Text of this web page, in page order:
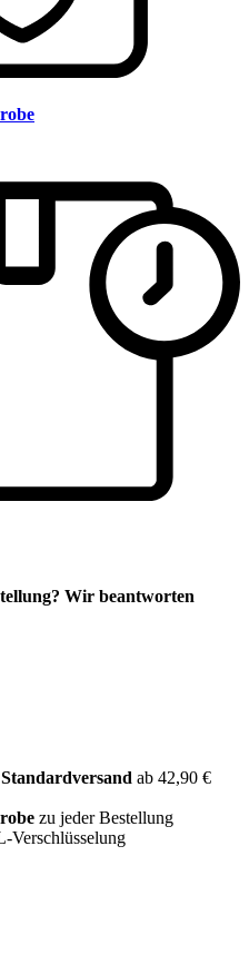
Wir beantworten
ab 42,90 €
zu jeder Bestellung
Verschlüsselung